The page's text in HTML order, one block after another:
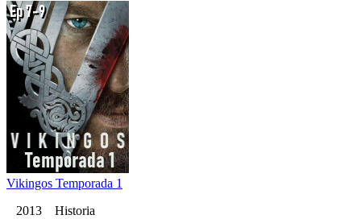
Vikingos Temporada 1
2013 Historia